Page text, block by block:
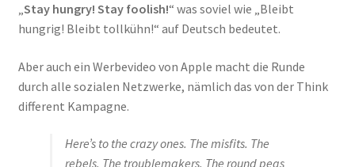
„Stay hungry! Stay foolish!“ was soviel wie „Bleibt
hungrig! Bleibt tollkühn!“ auf Deutsch bedeutet.
Aber auch ein Werbevideo von Apple macht die Runde
durch alle sozialen Netzwerke, nämlich das von der Think
different Kampagne.
Here’s to the crazy ones. The misfits. The
rebels. The troublemakers. The round pegs